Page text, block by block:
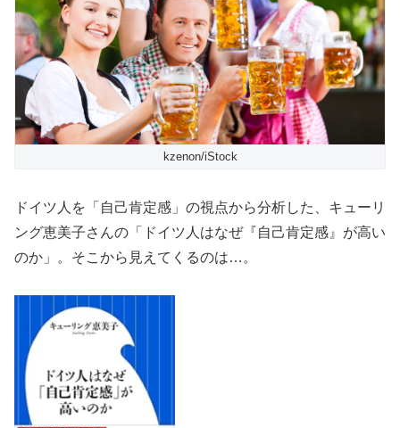
kzenon/iStock
ドイツ人を「自己肯定感」の視点から分析した、キューリ
ング恵美子さんの「ドイツ人はなぜ『自己肯定感』が高い
のか」。そこから見えてくるのは…。